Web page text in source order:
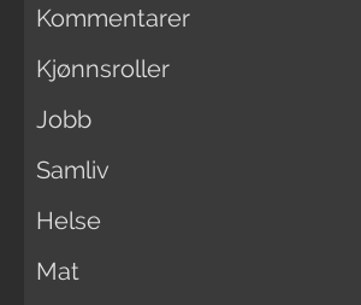
Kommentarer
Kjønnsroller
Jobb
Samliv
Helse
Mat